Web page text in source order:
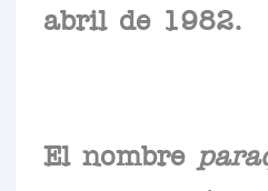
abril de 1982.
El nombre